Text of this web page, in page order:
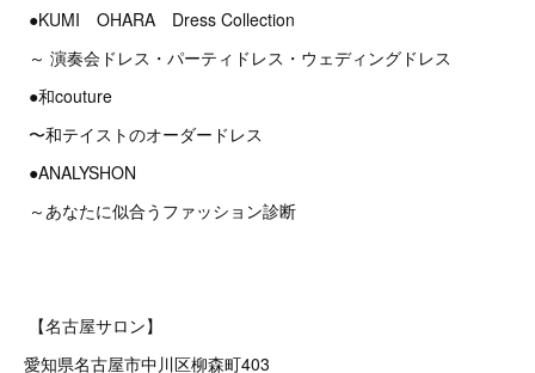
●KUMI OHARA Dress Collection
～ 演奏会ドレス・パーティドレス・ウェディングドレス
●和couture
〜和テイストのオーダードレス
●ANALYSHON
～あなたに似合うファッション診断
【名古屋サロン】
愛知県名古屋市中川区柳森町403